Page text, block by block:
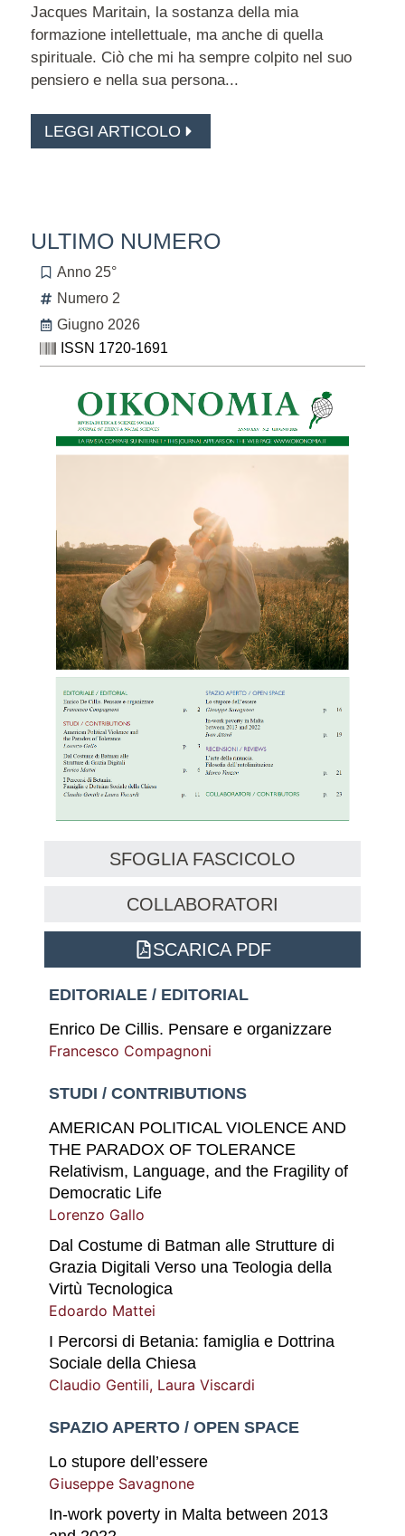
Jacques Maritain, la sostanza della mia
formazione intellettuale, ma anche di quella
spirituale. Ciò che mi ha sempre colpito nel suo
pensiero e nella sua persona...
LEGGI ARTICOLO
ULTIMO NUMERO
Anno 25°
Numero 2
Giugno 2026
ISSN 1720-1691
SFOGLIA FASCICOLO
COLLABORATORI
SCARICA PDF
EDITORIALE / EDITORIAL
Enrico De Cillis. Pensare e organizzare
Francesco Compagnoni
STUDI / CONTRIBUTIONS
AMERICAN POLITICAL VIOLENCE AND
THE PARADOX OF TOLERANCE
Relativism, Language, and the Fragility of
Democratic Life
Lorenzo Gallo
Dal Costume di Batman alle Strutture di
Grazia Digitali Verso una Teologia della
Virtù Tecnologica
Edoardo Mattei
I Percorsi di Betania: famiglia e Dottrina
Sociale della Chiesa
Claudio Gentili, Laura Viscardi
SPAZIO APERTO / OPEN SPACE
Lo stupore dell’essere
Giuseppe Savagnone
In-work poverty in Malta between 2013